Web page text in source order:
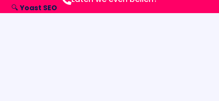
🔍Yoast SEO